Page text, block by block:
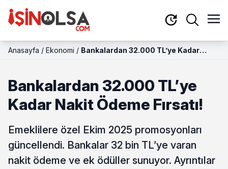
Anasayfa / Ekonomi / Bankalardan 32.000 TL’ye Kadar
Bankalardan 32.000 TL’ye
Kadar Nakit Ödeme Fırsatı!
Emeklilere özel Ekim 2025 promosyonları
güncellendi. Bankalar 32 bin TL’ye varan
nakit ödeme ve ek ödüller sunuyor. Ayrıntılar